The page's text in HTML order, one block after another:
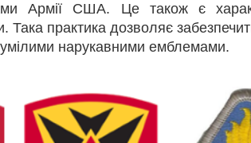
Армії США. Це також є
Така практика дозволяє
нарукавними емблемами.